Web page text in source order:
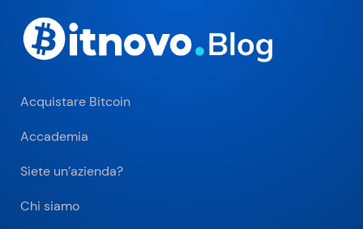
Acquistare Bitcoin
Accademia
Siete un’azienda?
Chi siamo